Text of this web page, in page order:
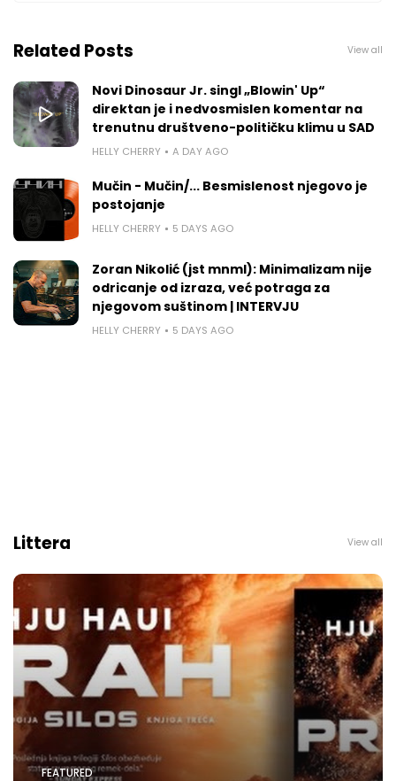
Related Posts View all
Novi Dinosaur Jr. singl „Blowin' Up“
direktan je i nedvosmislen komentar na
trenutnu društveno-političku klimu u SAD
HELLY CHERRY A DAY AGO
Mučin - Mučin/... Besmislenost njegovo je
postojanje
HELLY CHERRY 5 DAYS AGO
Zoran Nikolić (jst mnml): Minimalizam nije
odricanje od izraza, već potraga za
njegovom suštinom | INTERVJU
HELLY CHERRY 5 DAYS AGO
Littera View all
FEATURED